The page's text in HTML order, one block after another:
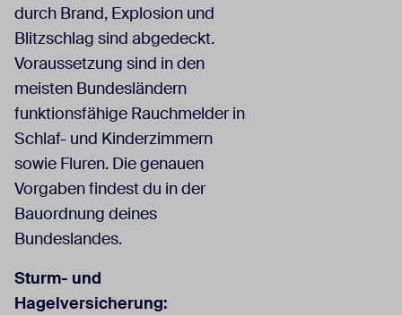
durch Brand, Explosion und
Blitzschlag sind abgedeckt.
Voraussetzung sind in den
meisten Bundesländern
funktionsfähige Rauchmelder in
Schlaf- und Kinderzimmern
sowie Fluren. Die genauen
Vorgaben findest du in der
Bauordnung deines
Bundeslandes.
Sturm- und
Hagelversicherung: